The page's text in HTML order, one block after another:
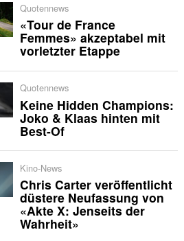
Quotennews
«Tour de France
Femmes» akzeptabel mit
vorletzter Etappe
Quotennews
Keine Hidden Champions:
Joko & Klaas hinten mit
Best-Of
Kino-News
Chris Carter veröffentlicht
düstere Neufassung von
«Akte X: Jenseits der
Wahrheit»